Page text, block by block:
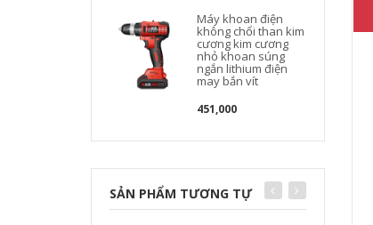
Máy khoan điện
không chổi than kim
cương kim cương
nhỏ khoan súng
ngắn lithium điện
may bắn vít
451,000
SẢN PHẨM TƯƠNG TỰ